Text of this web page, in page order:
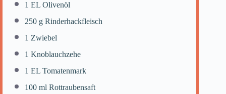
1 EL Olivenöl
250 g Rinderhackfleisch
1 Zwiebel
1 Knoblauchzehe
1 EL Tomatenmark
100 ml Rottraubensaft